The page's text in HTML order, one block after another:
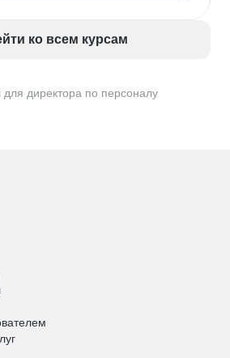
директора по персоналу
ко всем курсам